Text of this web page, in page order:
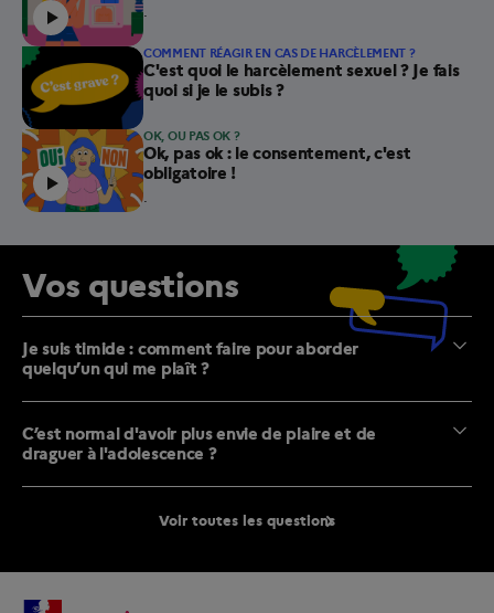
.
COMMENT RÉAGIR EN CAS DE HARCÈLEMENT ?
C'est quoi le harcèlement sexuel ? Je fais
quoi si je le subis ?
OK, OU PAS OK ?
Ok, pas ok : le consentement, c'est
obligatoire !
Article contenant une vidéo.
.
Vos questions
Je suis timide : comment faire pour aborder
quelqu’un qui me plaît ?
C’est normal d'avoir plus envie de plaire et de
draguer à l'adolescence ?
Voir toutes les questions